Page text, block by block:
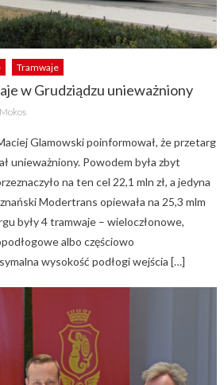
Tramwaje
w Grudziądzu unieważniony
Glamowski poinformował, że przetarg
unieważniony. Powodem była zbyt
na ten cel 22,1 mln zł, a jedyna
Modertrans opiewała na 25,3 mlm
były 4 tramwaje – wieloczłonowe,
albo częściowo
wysokość podłogi wejścia […]